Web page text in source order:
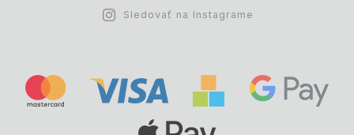
Sledovať na Instagrame